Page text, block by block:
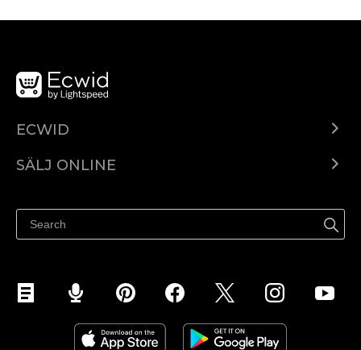
ECWID
Pris
SÄLJ ONLINE
Sälj på Facebook
Sälj på Instagram